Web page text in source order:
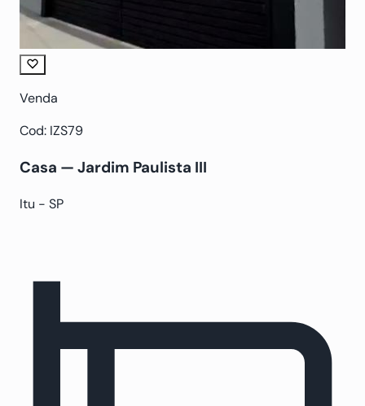
Venda
Cod: IZS79
Casa — Jardim Paulista III
Itu - SP